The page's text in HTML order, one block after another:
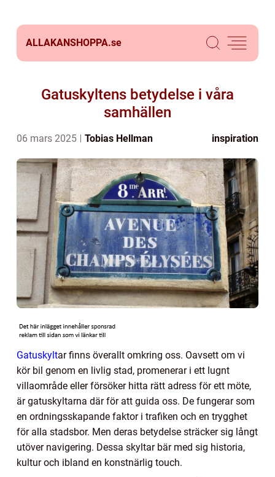
ALLAKANSHOPPA.se
Gatuskyltens betydelse i våra
samhällen
06 mars 2025 Tobias Hellman inspiration
Gatuskyltar finns överallt omkring oss. Oavsett om vi
kör bil genom en livlig stad, promenerar i ett lugnt
villaområde eller försöker hitta rätt adress för ett möte,
är gatuskyltarna där för att guida oss. De fungerar som
en ordningsskapande faktor i trafiken och en trygghet
för alla stadsbor. Men deras betydelse sträcker sig långt
utöver navigering. Dessa skyltar bär med sig historia,
kultur och ibland en konstnärlig touch.